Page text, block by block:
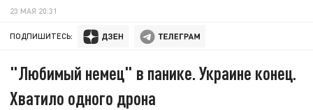
23 МАЯ 20:31
ПОДПИШИТЕСЬ:
"Любимый немец" в панике. Украине конец.
Хватило одного дрона